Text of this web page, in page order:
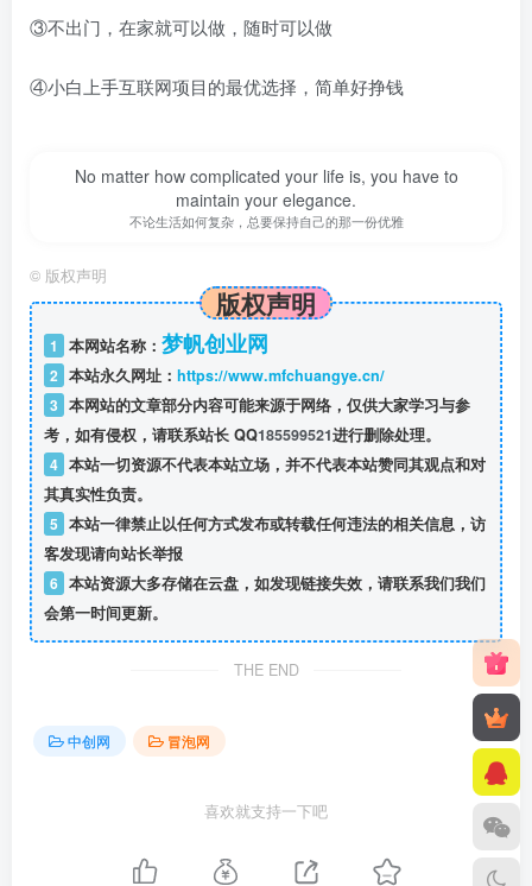
③不出门，在家就可以做，随时可以做
④小白上手互联网项目的最优选择，简单好挣钱
No matter how complicated your life is, you have to
maintain your elegance.
不论生活如何复杂，总要保持自己的那一份优雅
© 版权声明
版权声明
1 本网站名称： 梦帆创业网
2 本站永久网址： https://www.mfchuangye.cn/
3 本网站的文章部分内容可能来源于网络，仅供大家学习与参
考，如有侵权，请联系站长 QQ185599521进行删除处理。
4 本站一切资源不代表本站立场，并不代表本站赞同其观点和对
其真实性负责。
5 本站一律禁止以任何方式发布或转载任何违法的相关信息，访
客发现请向站长举报
6 本站资源大多存储在云盘，如发现链接失效，请联系我们我们
会第一时间更新。
THE END
中创网 冒泡网
喜欢就支持一下吧